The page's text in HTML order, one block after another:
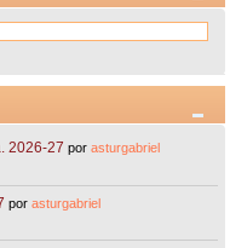
2026-27 porasturgabriel
porasturgabriel